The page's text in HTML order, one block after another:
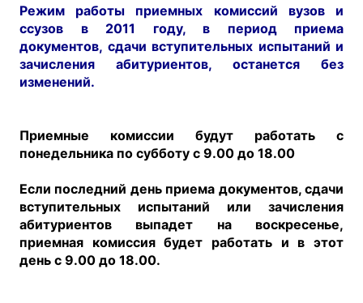
Режим работы приемных комиссий вузов и
ссузов в 2011 году, в период приема
документов, сдачи вступительных испытаний и
зачисления абитуриентов, останется без
изменений.
Приемные комиссии будут работать с
понедельника по субботу с 9.00 до 18.00
Если последний день приема документов, сдачи
вступительных испытаний или зачисления
абитуриентов выпадет на воскресенье,
приемная комиссия будет работать и в этот
день с 9.00 до 18.00.